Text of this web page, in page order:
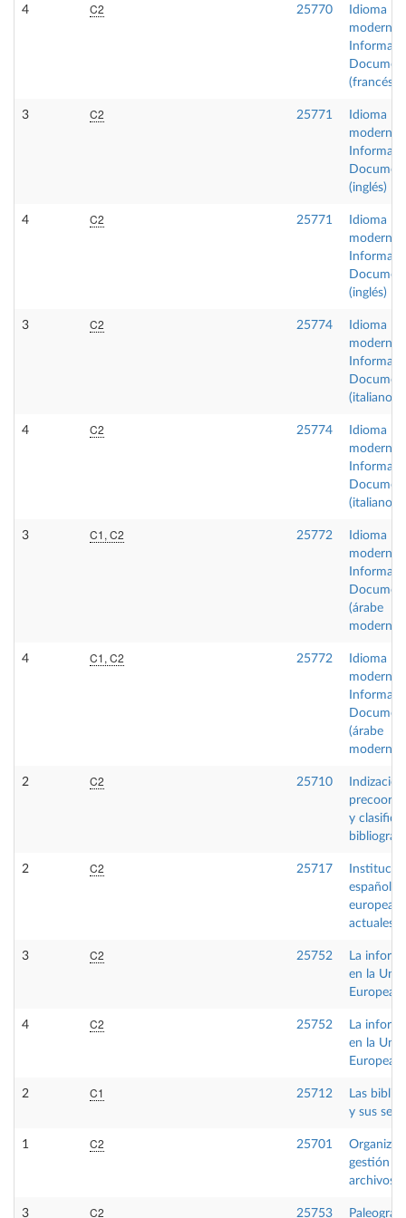
4 C2 25770
Idioma
moderno
(francés)
3 C2 25771
Idioma
moderno
(inglés)
4 C2 25771
Idioma
moderno
(inglés)
3 C2 25774
Idioma
moderno
(italiano)
4 C2 25774
Idioma
moderno
(italiano)
3 C1, C2 25772
Idioma
moderno
(árabe
moderno)
4 C1, C2 25772
Idioma
moderno
(árabe
moderno)
2 C2 25710
Indización
y
2 C2 25717
españolas
europeas
actuales
3 C2 25752
La
en la
Europea
4 C2 25752
La
en la
Europea
2 C1 25712
Las
y sus
1 C2 25701
gestión de
archivos
3 C2 25753